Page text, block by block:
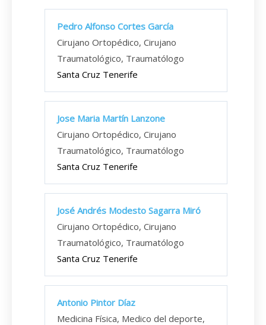
Pedro Alfonso Cortes García
Cirujano Ortopédico, Cirujano
Traumatológico, Traumatólogo
Santa Cruz Tenerife
Jose Maria Martín Lanzone
Cirujano Ortopédico, Cirujano
Traumatológico, Traumatólogo
Santa Cruz Tenerife
José Andrés Modesto Sagarra Miró
Cirujano Ortopédico, Cirujano
Traumatológico, Traumatólogo
Santa Cruz Tenerife
Antonio Pintor Díaz
Medicina Física, Medico del deporte,